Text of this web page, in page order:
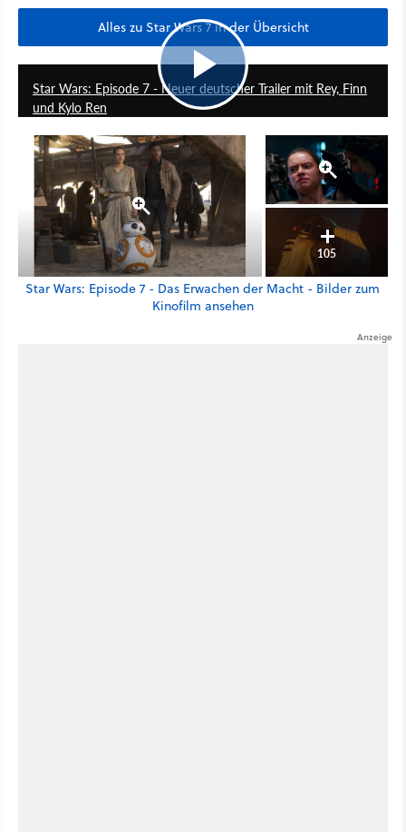
Alles zu Star Wars 7 in der Übersicht
1:47
Star Wars: Episode 7 - Neuer deutscher Trailer mit Rey, Finn
und Kylo Ren
105
Star Wars: Episode 7 - Das Erwachen der Macht - Bilder zum
Kinofilm ansehen